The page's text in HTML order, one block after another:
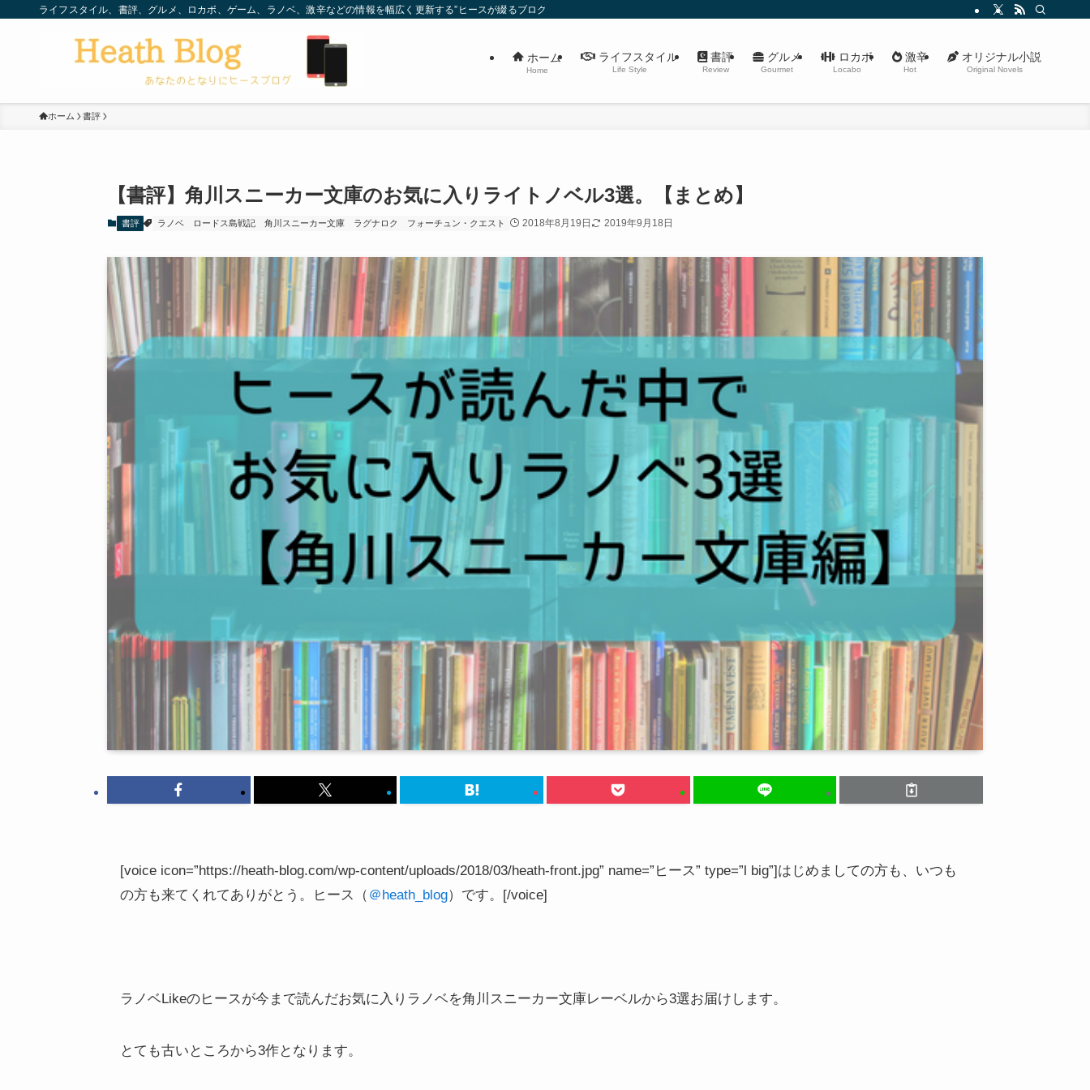
ライフスタイル、書評、グルメ、ロカボ、ゲーム、ラノベ、激辛などの情報を幅広く更新する”ヒースが綴るブログ”です。
ホーム
Home
ライフスタイル
Life Style
書評
Review
グルメ
Gourmet
ロカボ
Locabo
激辛
Hot
オリジナル小説
Original Novels
ホーム 書評
【書評】角川スニーカー文庫のお気に入りライトノベル3選。【まとめ】
書評 ラノベ ロードス島戦記 角川スニーカー文庫 ラグナロク フォーチュン・クエスト 2018年8月19日 2019年9月18日
[voice icon=”https://heath-blog.com/wp-content/uploads/2018/03/heath-front.jpg” name=”ヒース” type=”l big”]はじめましての方も、いつも
の方も来てくれてありがとう。ヒース（ ＠heath_blog）です。[/voice]
ラノベLikeのヒースが今まで読んだお気に入りラノベを角川スニーカー文庫レーベルから3選お届けします。
とても古いところから3作となります。